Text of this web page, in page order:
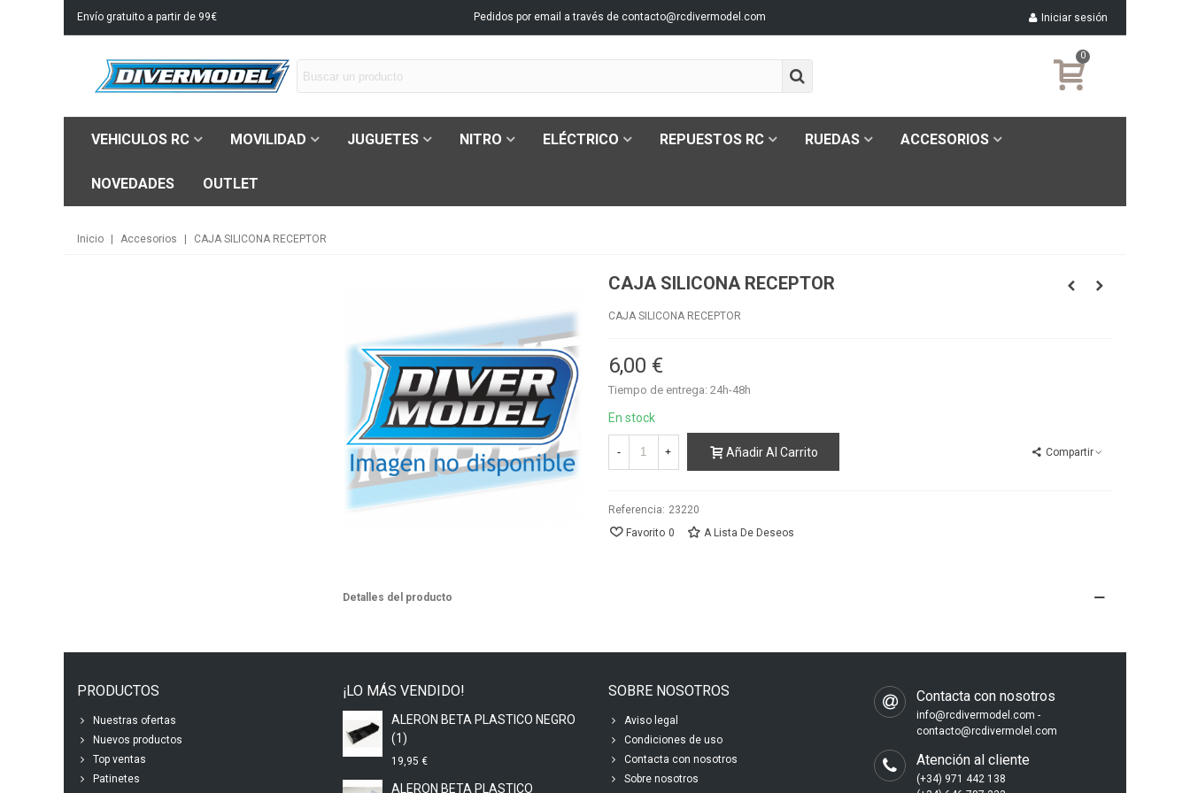
Envío gratuito a partir de 99€ Pedidos por email a través de contacto@rcdivermodel.com Iniciar sesión
0
VEHICULOS RC MOVILIDAD JUGUETES NITRO ELÉCTRICO REPUESTOS RC RUEDAS ACCESORIOS
NOVEDADES OUTLET
Inicio Accesorios CAJA SILICONA RECEPTOR
CAJA SILICONA RECEPTOR
CAJA SILICONA RECEPTOR
6,00 €
Tiempo de entrega: 24h-48h
En stock
- + Añadir Al Carrito Compartir
Referencia: 23220
Favorito 0 A Lista De Deseos
Detalles del producto
PRODUCTOS
Nuestras ofertas
Nuevos productos
Top ventas
Patinetes
¡LO MÁS VENDIDO!
ALERON BETA PLASTICO NEGRO
(1)
19,95 €
ALERON BETA PLASTICO
SOBRE NOSOTROS
Aviso legal
Condiciones de uso
Contacta con nosotros
Sobre nosotros
Contacta con nosotros
info@rcdivermodel.com -
contacto@rcdivermolel.com
Atención al cliente
(+34) 971 442 138